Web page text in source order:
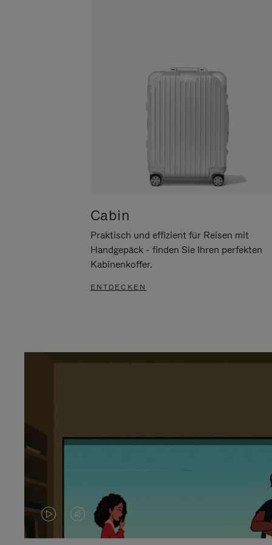
Cabin
Praktisch und effizient für Reisen mit
Handgepäck - finden Sie Ihren perfekten
Kabinenkoffer.
ENTDECKEN
DASVIDEO